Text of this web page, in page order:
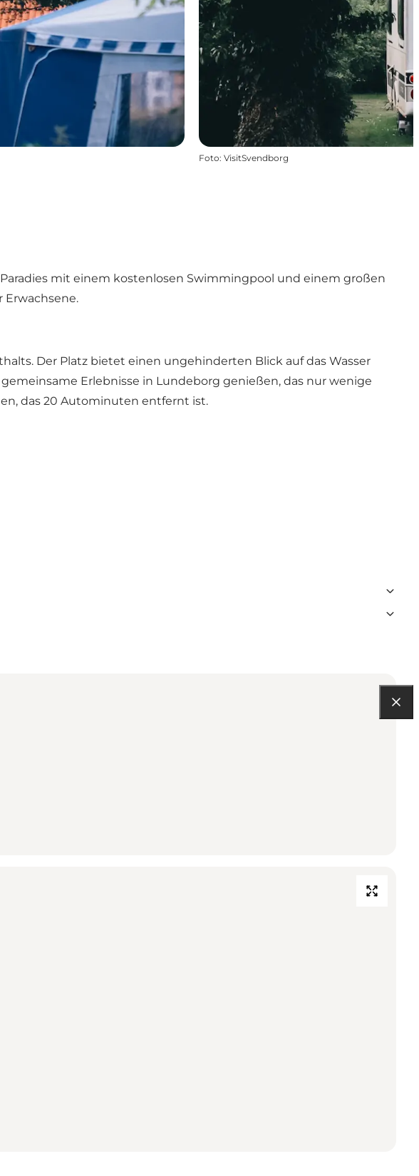
Foto: VisitSvendborg
mit einem kostenlosen Swimmingpool und einem großen
Erwachsene.
Der Platz bietet einen ungehinderten Blick auf das Wasser
Erlebnisse in Lundeborg genießen, das nur wenige
das 20 Autominuten entfernt ist.